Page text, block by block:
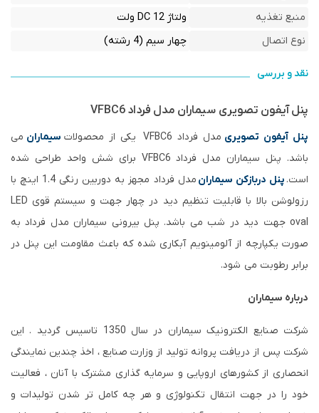
منبع تغذیه
ولتاژ DC 12 ولت
نوع اتصال
چهار سیم (4 رشته)
نقد و بررسی
پنل آیفون تصویری سیماران مدل فرداد VFBC6
پنل آیفون تصویری مدل فرداد VFBC6 یکی از محصولات سیماران می
باشد. پنل سیماران مدل فرداد VFBC6 برای شش واحد طراحی شده
است. پنل دربازکن سیماران
مدل فرداد مجهز به دوربین رنگی 1.4 اینچ با
رزولوشن بالا با قابلیت تنظیم دید در چهار جهت و سیستم قوی LED
oval جهت دید در شب می باشد. پنل بیرونی سیماران مدل فرداد به
صورت یکپارچه از آلومینویم آبکاری شده که باعث مقاومت این پنل در
برابر رطوبت می شود.
درباره سیماران
شرکت صنایع الکترونیک سیماران در سال 1350 تاسیس گردید . این
شرکت پس از دریافت پروانه تولید از وزارت صنایع ، اخذ چندین نمایندگی
انحصاری از کشورهای اروپایی و سرمایه گذاری مشترک با آنان ، فعالیت
خود را در جهت انتقال تکنولوژی و هر چه کامل تر شدن تولیدات و